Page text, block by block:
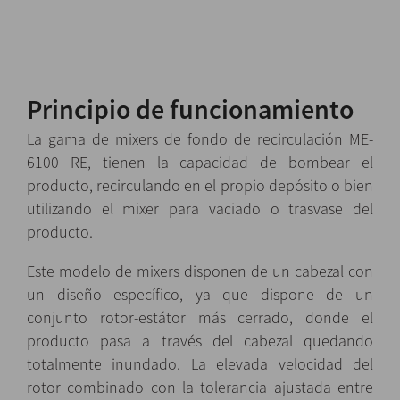
Principio de funcionamiento
La gama de mixers de fondo de recirculación ME-
6100 RE, tienen la capacidad de bombear el
producto, recirculando en el propio depósito o bien
utilizando el mixer para vaciado o trasvase del
producto.
Este modelo de mixers disponen de un cabezal con
un diseño específico, ya que dispone de un
conjunto rotor-estátor más cerrado, donde el
producto pasa a través del cabezal quedando
totalmente inundado. La elevada velocidad del
rotor combinado con la tolerancia ajustada entre